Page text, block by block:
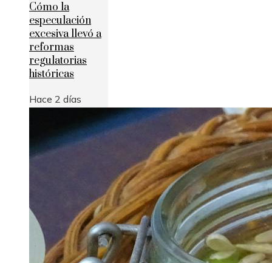
Cómo la
especulación
excesiva llevó a
reformas
regulatorias
históricas
Hace 2 días